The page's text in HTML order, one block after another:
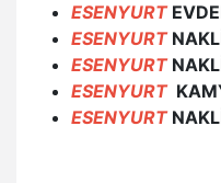
ESENYURT
ESENYURT
ESENYURT
ESENYURT
ESENYURT